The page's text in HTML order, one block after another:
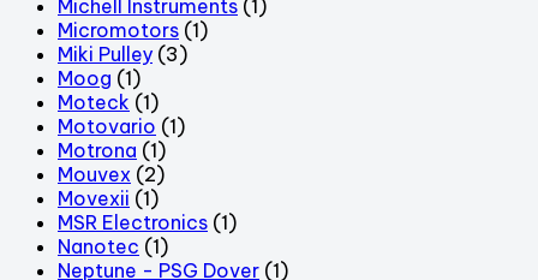
Michell Instruments (1)
Micromotors (1)
Miki Pulley (3)
Moog (1)
Moteck (1)
Motovario (1)
Motrona (1)
Mouvex (2)
Movexii (1)
MSR Electronics (1)
Nanotec (1)
Neptune - PSG Dover (1)